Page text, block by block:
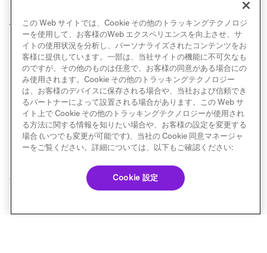
イズされるため、最適な実装を一緒に設計していきま
す。
次へ エージェントの構築
© Braze. All Rights Reserved Privacy Policy
この Web サイトでは、Cookie その他のトラッキングテクノロジ
ーを使用して、お客様のWeb エクスペリエンスを向上させ、サ
イトの使用状況を分析し、パーソナライズされたコンテンツをお
客様に提供しています。一部は、当社サイトの機能に不可欠なも
のですが、その他のものは任意で、お客様の同意がある場合にの
み使用されます。Cookie その他のトラッキングテクノロジー
は、お客様のデバイスに保存される場合や、当社および信頼でき
るパートナーによって設置される場合があります。この Web サ
イト上で Cookie その他のトラッキングテクノロジーが使用され
る方法に関する情報を知りたい場合や、お客様の設定を変更する
場合 (いつでも変更が可能です)、当社の Cookie 同意マネージャ
ーをご覧ください。詳細については、以下もご確認ください:
Cookie 設定